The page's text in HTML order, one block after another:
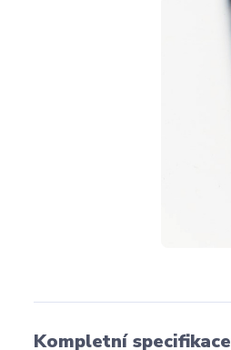
Kompletní specifikace